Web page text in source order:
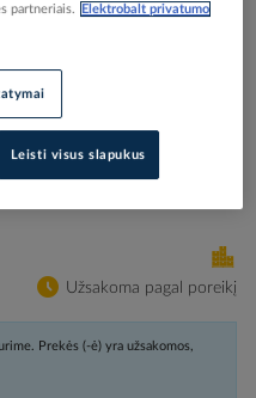
norėdami pamatyti kainas
Užsakoma pagal poreikį
Prekės (-ė) yra užsakomos,
partneriais.
Elektrobalt privatumo
Leisti visus slapukus